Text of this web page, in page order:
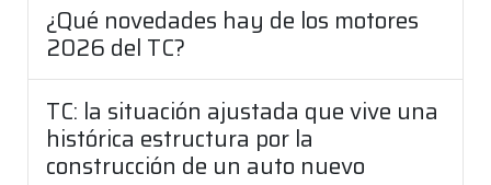
¿Qué novedades hay de los motores
2026 del TC?
TC: la situación ajustada que vive una
histórica estructura por la
construcción de un auto nuevo